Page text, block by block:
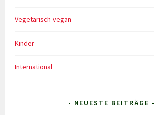
Vegetarisch-vegan
Kinder
International
- NEUESTE BEITRÄGE -